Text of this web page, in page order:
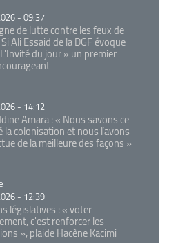
- 09:37
de lutte contre les feux de
Ali Essaid de la DGF évoque
du jour » un premier
- 14:12
Amara : « Nous savons ce
la colonisation et nous l’avons
de la meilleure des façons »
- 12:39
législatives : « voter
c'est renforcer les
», plaide Hacène Kacimi